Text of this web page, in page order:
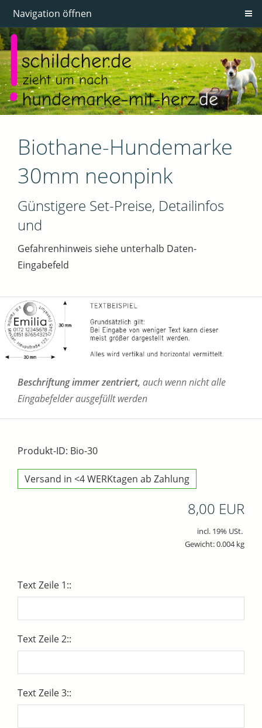
Navigation öffnen
Biothane-Hundemarke
30mm neonpink
Günstigere Set-Preise, Detailinfos
und
Gefahrenhinweis siehe unterhalb Daten-
Eingabefeld
Beschriftung immer zentriert, auch wenn nicht alle
Eingabefelder ausgefüllt werden
Produkt-ID: Bio-30
Versand in <4 WERKtagen ab Zahlung
8,00 EUR
incl. 19% USt.
Gewicht: 0.004 kg
Text Zeile 1::
Text Zeile 2::
Text Zeile 3::